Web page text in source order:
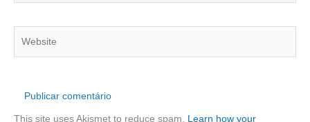
This site uses Akismet to reduce spam.
Learn how your